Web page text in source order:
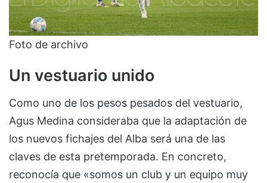
Foto de archivo
Un vestuario unido
Como uno de los pesos pesados del vestuario,
Agus Medina consideraba que la adaptación de
los nuevos fichajes del Alba será una de las
claves de esta pretemporada. En concreto,
reconocía que «somos un club y un equipo muy